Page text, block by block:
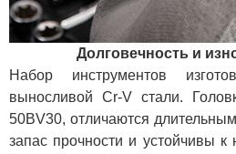
Долговечность и
Набор инструментов
выносливой Cr-V стали.
50BV30, отличаются
запас прочности и устойчивы к